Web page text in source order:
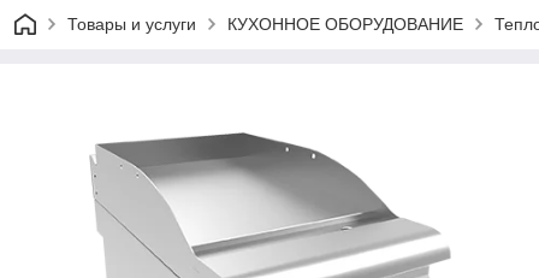
Товары и услуги КУХОННОЕ ОБОРУДОВАНИЕ